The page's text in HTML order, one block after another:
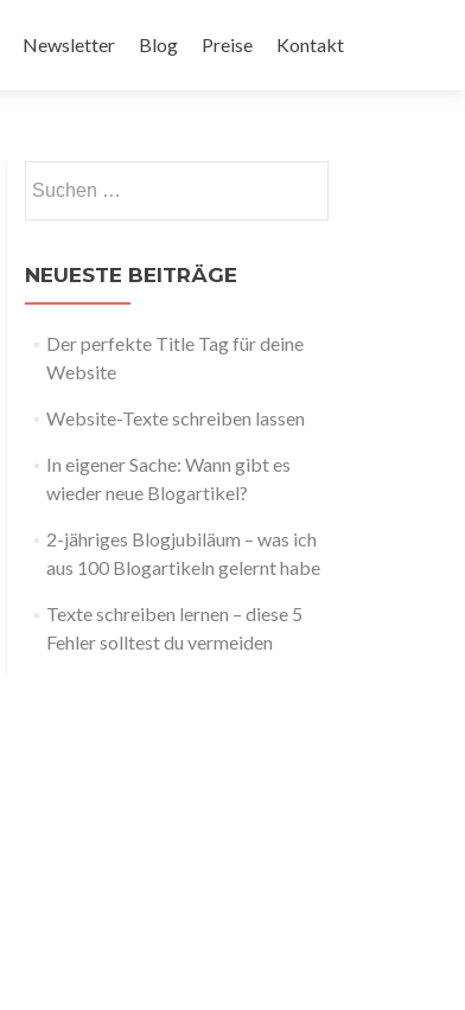
Newsletter Blog Preise Kontakt
NEUESTE BEITRÄGE
Der perfekte Title Tag für deine
Website
Website-Texte schreiben lassen
In eigener Sache: Wann gibt es
wieder neue Blogartikel?
2-jähriges Blogjubiläum – was ich
aus 100 Blogartikeln gelernt habe
Texte schreiben lernen – diese 5
Fehler solltest du vermeiden